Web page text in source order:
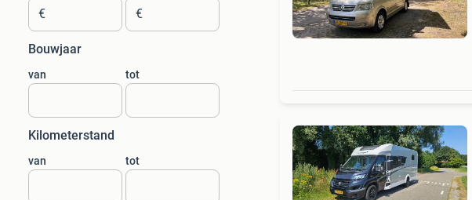
€ €
Bouwjaar
van tot
Kilometerstand
van tot